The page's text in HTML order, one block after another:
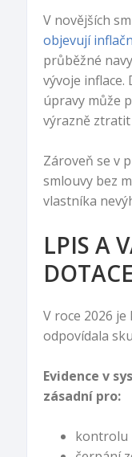
V novějších
objevují
průběžné
vývoje inflace.
úpravy může
výrazně
Zároveň se v
smlouvy bez
vlastníka
LPIS A
DOTACE
V roce 2026
odpovídala
Evidence v
zásadní pro:
kontrolu